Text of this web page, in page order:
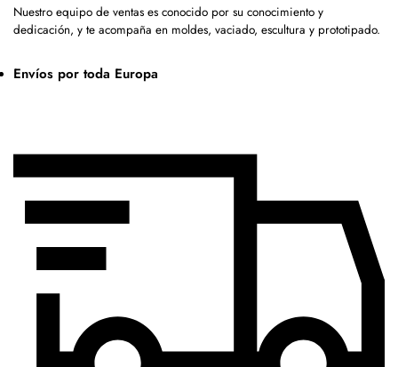
Nuestro equipo de ventas es conocido por su conocimiento y
dedicación, y te acompaña en moldes, vaciado, escultura y prototipado.
Envíos por toda Europa